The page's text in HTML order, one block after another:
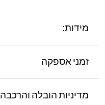
מידות:
זמני אספקה
מדיניות הובלה והרכבה